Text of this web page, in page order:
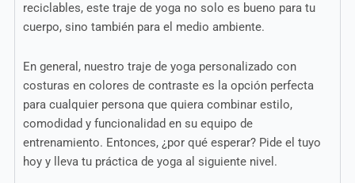
reciclables, este traje de yoga no solo es bueno para tu
cuerpo, sino también para el medio ambiente.
En general, nuestro traje de yoga personalizado con
costuras en colores de contraste es la opción perfecta
para cualquier persona que quiera combinar estilo,
comodidad y funcionalidad en su equipo de
entrenamiento. Entonces, ¿por qué esperar? Pide el tuyo
hoy y lleva tu práctica de yoga al siguiente nivel.